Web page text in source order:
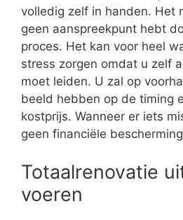
volledig zelf in handen. Het
geen aanspreekpunt hebt
proces. Het kan voor heel
stress zorgen omdat u zelf
moet leiden. U zal op
beeld hebben op de timing
kostprijs. Wanneer er iets
geen financiële
Totaalrenovatie
voeren